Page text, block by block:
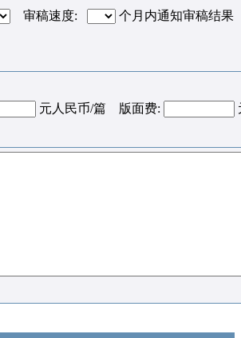
审稿速度: 个月内通知审稿结果
元人民币/篇 版面费: